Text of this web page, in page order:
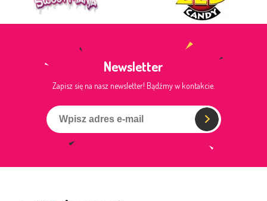
Newsletter
Zapisz się na nasz newsletter! Bądźmy w kontakcie.